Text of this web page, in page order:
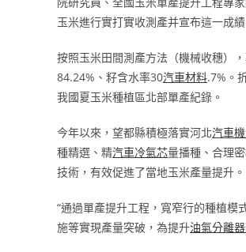
玉米進行實打實收測產并宣布這一成績
按照玉米田間測產方法（機械收穗）
84.24%、籽含水率30汽車材料.7%。
我國夏玉米種植區北部單產紀錄。
今年以來，望都縣積極落實河北汽車
種精選、精汽車冷氣芯量播種、合理
技術，有效促進了當地玉米產量提升。
“通過單產提升工程，寬窄行的種植模
施等實現產量突破，為提升油氣分離